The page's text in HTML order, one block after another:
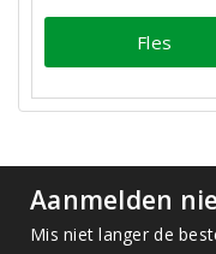
Fles
Aanmelden
Mis niet langer de